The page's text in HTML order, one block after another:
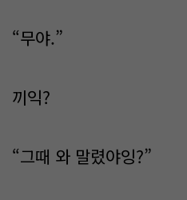
“무야.”
끼익?
“그때 와 말렸야잉?”